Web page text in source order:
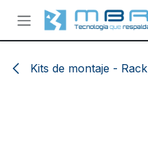
Ir al contenido
Kits de montaje - Rack